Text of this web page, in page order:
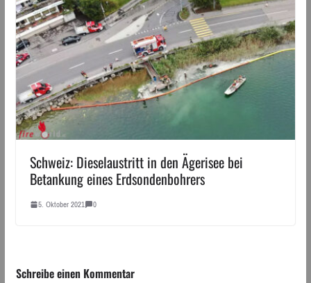
Schweiz: Dieselaustritt in den Ägerisee bei
Betankung eines Erdsondenbohrers
5. Oktober 2021 0
Schreibe einen Kommentar